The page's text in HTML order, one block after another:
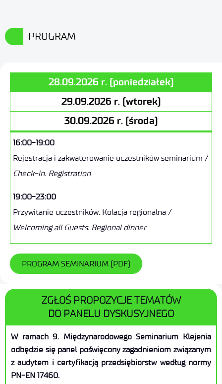
PROGRAM
28.09.2026 r. (poniedziałek)
29.09.2026 r. (wtorek)
30.09.2026 r. (środa)
16:00-19:00
Rejestracja i zakwaterowanie uczestników seminarium /
Check-in. Registration
19:00-23:00
Przywitanie uczestników. Kolacja regionalna /
Welcoming all Guests. Regional dinner
Śniadanie / Breakfast
9:00-9:15
Otwarcie Seminarium / Opening the Seminar
9:15-11:00
Sesja referatowa 1 / 1st Presentation session
Technologia klejenia w przemyśle – wykład
Śniadanie / Breakfast
9:15-11:00
Sesja referatowa 4 / 4th Presentation session
9:15-9:45
Dlaczego obliczenia nie wystarczą? Kwalifikacja
połączenia klejonego klasy A1 wg EN 17460
na przykładzie szyby wagonu pasażerskiego / Why
PROGRAM SEMINARIUM (PDF)
ZGŁOŚ PROPOZYCJE TEMATÓW
DO PANELU DYSKUSYJNEGO
W ramach 9. Międzynarodowego Seminarium Klejenia
odbędzie się panel poświęcony zagadnieniom związanym
z audytem i certyfikacją przedsiębiorstw według normy
PN-EN 17460.